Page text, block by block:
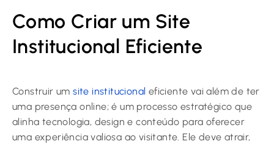
Como Criar um Site
Institucional Eficiente
Construir umsite institucional eficiente vai além de ter
uma presença online; é um processo estratégico que
alinha tecnologia, design e conteúdo para oferecer
uma experiência valiosa ao visitante. Ele deve atrair,